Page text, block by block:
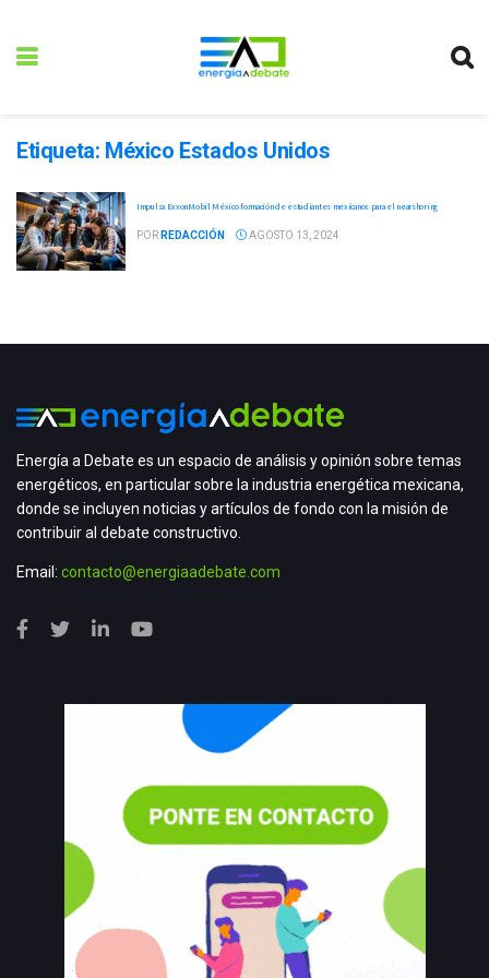
Etiqueta: México Estados Unidos
Impulsa ExxonMobil México formación de estudiantes mexicanos para el nearshoring
POR REDACCIÓN AGOSTO 13, 2024
Energía a Debate es un espacio de análisis y opinión sobre temas
energéticos, en particular sobre la industria energética mexicana,
donde se incluyen noticias y artículos de fondo con la misión de
contribuir al debate constructivo.
Email: contacto@energiaadebate.com